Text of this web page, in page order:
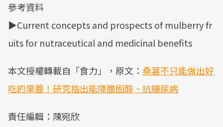
參考資料
▶Current concepts and prospects of mulberry fr
uits for nutraceutical and medicinal benefits
本文授權轉載自「食力」，原文： 桑葚不只能做出好
吃的果醬！研究指出能降膽固醇、抗糖尿病
責任編輯：陳宛欣